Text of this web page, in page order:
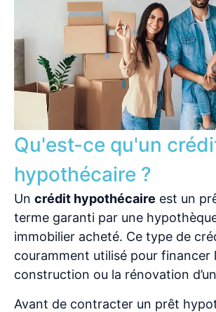
Qu'est-ce qu'un
hypothécaire ?
Un crédit hypothécaire est un
terme garanti par une
immobilier acheté. Ce type de
couramment utilisé pour financer
construction ou la rénovation
Avant de contracter un prêt